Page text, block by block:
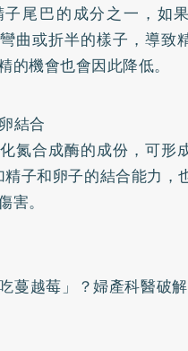
尾巴的成分之一，如
曲或折半的樣子，導致
的機會也會因此降低。
結合
氮合成酶的成份，可形
精子和卵子的結合能力，
害。
蔓越莓」？婦產科醫破